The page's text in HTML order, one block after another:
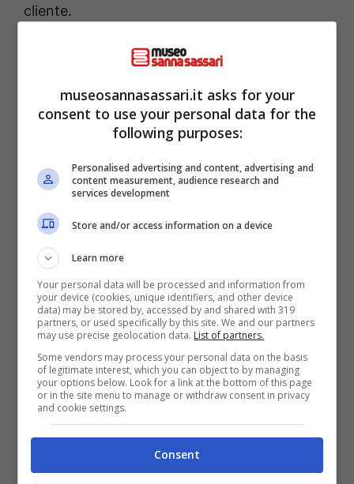
cliente.
In questo modo ha l’opportunità di fingersi la
centro di un operatore telefonico, che così
disabilita la SIM originale. Così facendo, il
necessari per accedere all’home banking
della vittima,
favore
e persinomodificare la password
escludere l’effettivo titolare dal proprio conto.
museosannasassari.it asks for your
consent to use your personal data for the
following purposes:
Personalised advertising and content, advertising and
content measurement, audience research and
services development
Store and/or access information on a device
Learn more
Your personal data will be processed and information from
your device (cookies, unique identifiers, and other device
data) may be stored by, accessed by and shared with 319
partners, or used specifically by this site. We and our partners
may use precise geolocation data. List of partners.
Some vendors may process your personal data on the basis
of legitimate interest, which you can object to by managing
your options below. Look for a link at the bottom of this page
or in the site menu to manage or withdraw consent in privacy
and cookie settings.
Consent